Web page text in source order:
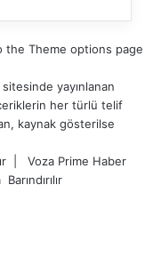
the Theme options page
yayınlanan
her türlü telif
kaynak gösterilse
| Voza Prime Haber
Barındırılır